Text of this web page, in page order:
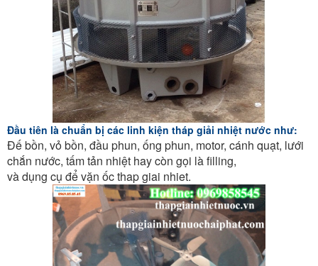
Đầu tiên là chuẩn bị các linh kiện tháp giải nhiệt nước như:
Đế bồn, vỏ bồn, đầu phun, ống phun, motor, cánh quạt, lưới
chắn nước, tấm tản nhiệt hay còn gọi là filling,
và dụng cụ để vặn ốc thap giai nhiet.